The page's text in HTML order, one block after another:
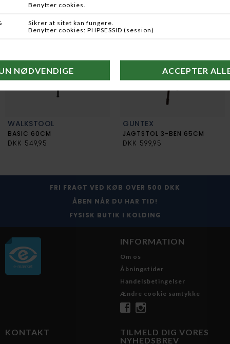
WALKSTOOL
BASIC 60CM
DKK 549,95
GUNTEX
JAGTSTOL 3-BEN 65CM
DKK 599,95
FRI FRAGT VED KØB OVER 500 DKK
ÅBEN NÅR DU HAR TID!
FYSISK BUTIK I KOLDING
INFORMATION
Om os
Åbningstider
Handelsbetingelser
Ændre cookie samtykke
KONTAKT
TILMELD DIG VORES
NYHEDSBREV